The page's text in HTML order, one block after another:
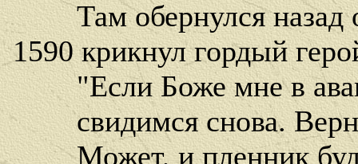
Там обернулся назад
1590 крикнул гордый
"Если Боже мне в
свидимся снова.
Может, и пленник